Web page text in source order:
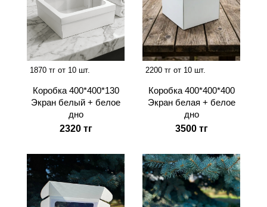
1870 тг от 10 шт.
Коробка 400*400*130
Экран белый + белое
дно
2320 тг
2200 тг от 10 шт.
Коробка 400*400*400
Экран белая + белое
дно
3500 тг